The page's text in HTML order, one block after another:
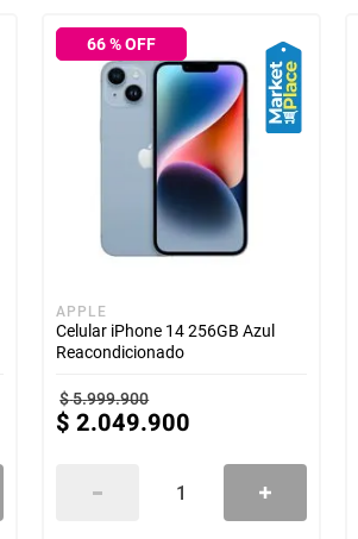
66% OFF
APPLE
Celular iPhone 14 256GB Azul
Reacondicionado
$5.999.900
$ 2.049.900